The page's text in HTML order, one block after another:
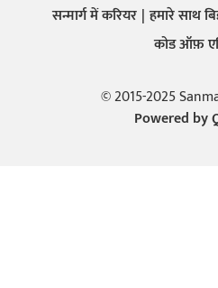
सन्मार्ग में करियर हमारे साथ
कोड ऑफ़
© 2015-2025
Powered by